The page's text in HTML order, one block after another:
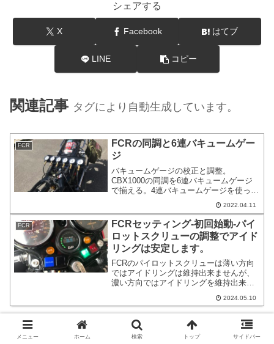
シェアする
X Facebook はてブ
LINE コピー
関連記事 タグにより自動生成しています。
FCR
FCRの同調と6連バキュームゲー
ジ
バキュームゲージの校正と調整。
CBX1000の同調を6連バキュームゲージ
で揃える。4連バキュームゲージを使って
替えるなどすれば、どれ位ずれている
か、すぐに分かる。今まで何かおかしい
と思っていたけど、ずれていたのが原因
だった。
2022.04.11
FCR
FCRセッティング-初回始動-パイ
ロットスクリューの調整でアイド
リングは安定します。
FCRのパイロットスクリューは薄い方向
ではアイドリングは維持出来ませんが、
濃い方向ではアイドリングを維持出来ま
はなくて多少のレーシングをすると10秒
程度は維持をします。スロットルを捻ら
ない場合はそのままガス欠のような症状
でエンジンストールします。
2024.05.10
メニュー ホーム 検索 トップ サイドバー